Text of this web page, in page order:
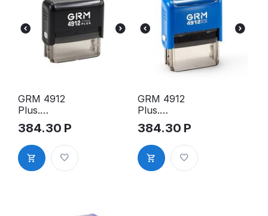
GRM 4912
Plus.
Оснастка
для штампа,
47х18мм,
чёрный
корпус
384.30 Р
GRM 4912
Plus.
Оснастка
для штампа,
47х18мм,
синий
корпус
384.30 Р